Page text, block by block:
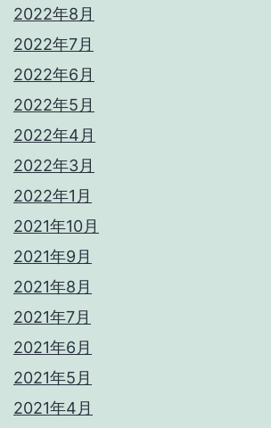
2022年8月
2022年7月
2022年6月
2022年5月
2022年4月
2022年3月
2022年1月
2021年10月
2021年9月
2021年8月
2021年7月
2021年6月
2021年5月
2021年4月